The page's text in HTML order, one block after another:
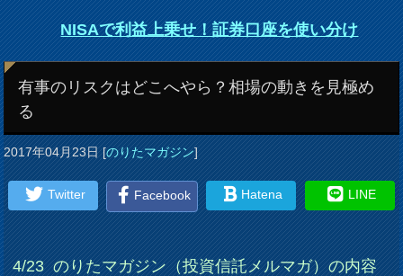
NISAで利益上乗せ！証券口座を使い分け
有事のリスクはどこへやら？相場の動きを見極め
る
2017年04月23日[のりたマガジン]
Twitter Facebook Hatena LINE
4/23 のりたマガジン（投資信託メルマガ）の内容